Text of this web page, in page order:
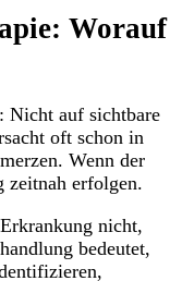
Worauf
Nicht auf sichtbare
oft schon in
Wenn der
zeitnah erfolgen.
nicht,
bedeutet,